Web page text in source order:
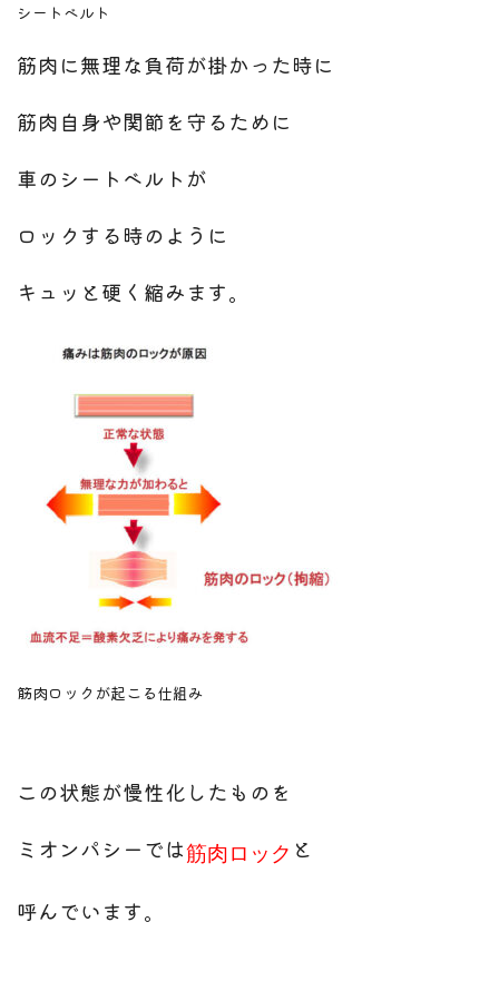
シートベルト
筋肉に無理な負荷が掛かった時に
筋肉自身や関節を守るために
車のシートベルトが
ロックする時のように
キュッと硬く縮みます。
筋肉ロックが起こる仕組み
この状態が慢性化したものを
ミオンパシーでは筋肉ロック と
呼んでいます。